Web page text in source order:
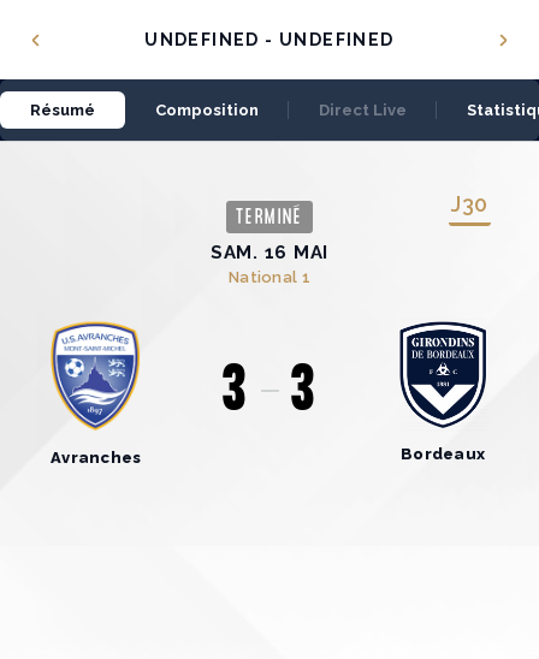
UNDEFINED - UNDEFINED
Résumé Composition Direct Live
TERMINÉ
J30
SAM. 16 MAI
National 1
Avranches
3 3
Bordeaux